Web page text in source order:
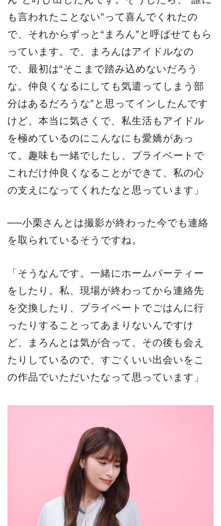
も言われたことない”って喜んでくれたの
で、それからずっと“まろん”と呼ばせてもら
っています。で、まろんはアイドルなの
で、最初は“そこまで踏み込めないだろう
な。仲良くなるにしても気遣ってしまう部
分はあるだろうな”と思ってインしたんです
けど、本当に気さくで、私生活もアイドル
を極めているのにこんなにも愛嬌があっ
て。趣味も一緒でしたし、プライベートで
これだけ仲良くなることができて、私の心
の支えになってくれたなと思っています」
──小栗さんとは撮影が終わった今でも連絡
を取られているそうですね。
「そうなんです。一緒にホームパーティー
をしたり。私、現場が終わってから連絡先
を交換したり、プライベートでごはんに行
ったりすることってあまりないんですけ
ど、まろんとは気が合って、その後も会え
たりしているので、すごくいい出会いをこ
の作品でいただいたなって思っています」